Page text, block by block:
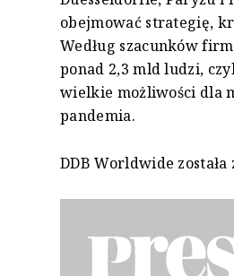
obejmować strategię,
Według szacunków
ponad 2,3 mld ludzi,
wielkie możliwości dla
pandemia.
DDB Worldwide